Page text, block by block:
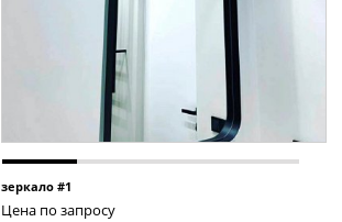
зеркало #1
Цена по запросу